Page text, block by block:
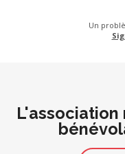
Un
L'association